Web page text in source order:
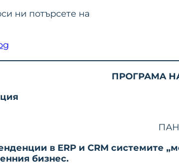
ни потърсете на
ПРОГРАМА
в ERP и CRM системите
бизнес.